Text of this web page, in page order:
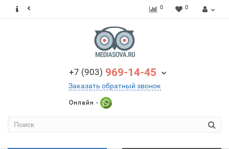
0 0
+7 (903) 969-14-45
Заказать обратный звонок
Онлайн -